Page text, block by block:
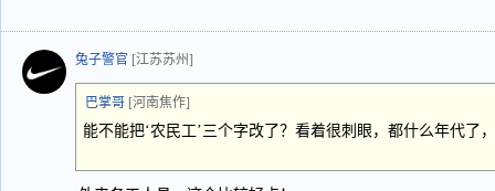
兔子警官 [江苏苏州]
巴掌哥 [河南焦作]
能不能把‘农民工’三个字改了？看着很刺眼，都什么年代了